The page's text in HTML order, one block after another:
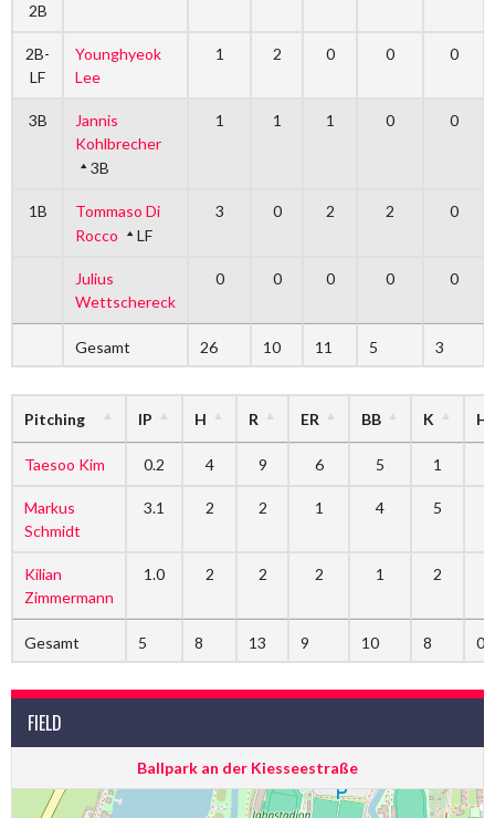
2B
2B-
LF
Younghyeok
Lee
1 2 0 0 0
3B
Jannis
Kohlbrecher
3B
1 1 1 0 0
1B
Tommaso Di
Rocco
LF
3 0 2 2 0
Julius
Wettschereck
0 0 0 0 0
Gesamt 26 10 11 5 3
Pitching IP H R ER BB K
Taesoo Kim 0.2 4 9 6 5 1
Markus
Schmidt
3.1 2 2 1 4 5
Kilian
Zimmermann
1.0 2 2 2 1 2
Gesamt 5 8 13 9 10 8 0
FIELD
Ballpark an der Kiesseestraße